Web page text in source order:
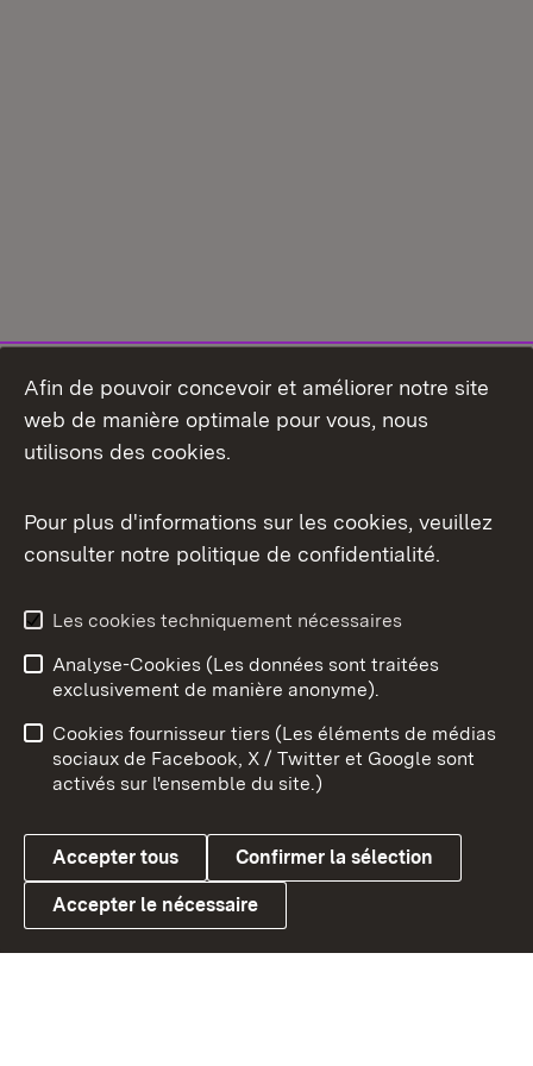
Aperçu des thèmes
Link zum Landesportal
Conseils d'utilisation
Confidentialité
Cookies
Afin de pouvoir concevoir et améliorer notre site
web de manière optimale pour vous, nous
utilisons des cookies.
Pour plus d'informations sur les cookies, veuillez
consulter notre politique de confidentialité.
Les cookies techniquement nécessaires
Analyse-Cookies (Les données sont traitées
exclusivement de manière anonyme).
Cookies fournisseur tiers (Les éléments de médias
sociaux de Facebook, X / Twitter et Google sont
activés sur l'ensemble du site.)
Accepter tous Confirmer la sélection
Accepter le nécessaire